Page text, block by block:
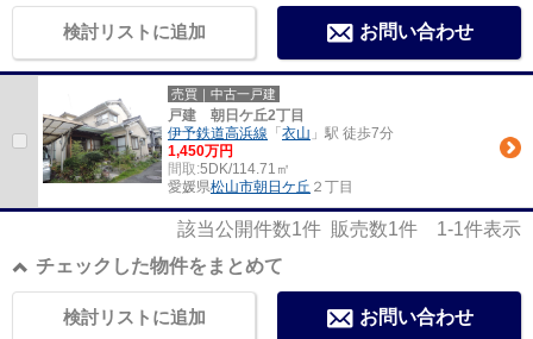
検討リストに追加 お問い合わせ
売買｜中古一戸建
戸建 朝日ケ丘2丁目
伊予鉄道高浜線 「 衣山 」駅 徒歩7分
1,450万円
間取:5DK/114.71㎡
愛媛県松山市朝日ケ丘 ２丁目
該当公開件数1件 販売数1件 1-1件表示
チェックした物件をまとめて
お問い合わせ
検討リストに追加